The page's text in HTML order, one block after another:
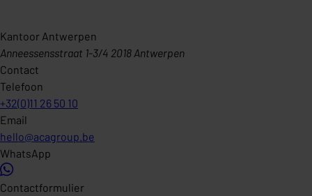
Kantoor Antwerpen
Anneessensstraat 1-3/4 2018 Antwerpen
Contact
Telefoon
+32(0)11 26 50 10
Email
hello@acagroup.be
WhatsApp
Contactformulier